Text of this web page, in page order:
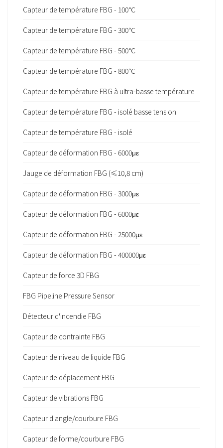
Capteur de température FBG - 100℃
Capteur de température FBG - 300℃
Capteur de température FBG - 500℃
Capteur de température FBG - 800℃
Capteur de température FBG à ultra-basse température
Capteur de température FBG - isolé basse tension
Capteur de température FBG - isolé
Capteur de déformation FBG - 6000με
Jauge de déformation FBG (≤10,8 cm)
Capteur de déformation FBG - 3000με
Capteur de déformation FBG - 6000με
Capteur de déformation FBG - 25000με
Capteur de déformation FBG - 400000με
Capteur de force 3D FBG
FBG Pipeline Pressure Sensor
Détecteur d'incendie FBG
Capteur de contrainte FBG
Capteur de niveau de liquide FBG
Capteur de déplacement FBG
Capteur de vibrations FBG
Capteur d'angle/courbure FBG
Capteur de forme/courbure FBG